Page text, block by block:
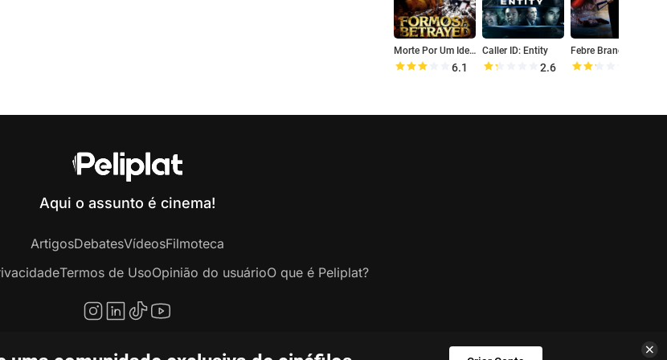
Morte Por Um Ideal
6.1
Caller ID: Entity
2.6
Febre Branca
Aqui o assunto é cinema!
ArtigosDebatesVídeosFilmoteca
Termos de UsoOpinião do usuárioO que é Peliplat?